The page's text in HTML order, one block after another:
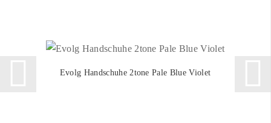
Evolg Handschuhe 2tone Pale Blue Violet